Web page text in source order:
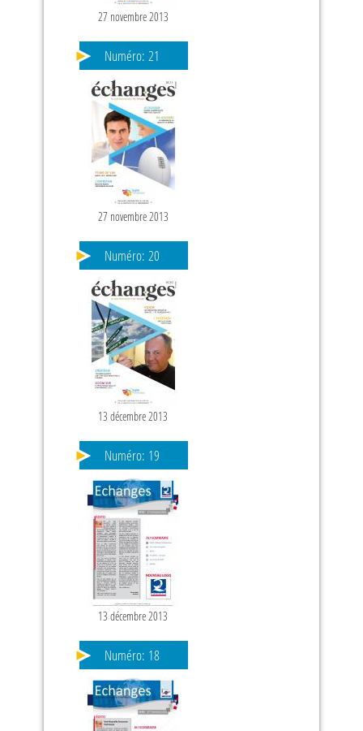
27 novembre 2013
Numéro: 21
27 novembre 2013
Numéro: 20
13 décembre 2013
Numéro: 19
13 décembre 2013
Numéro: 18
PAGES